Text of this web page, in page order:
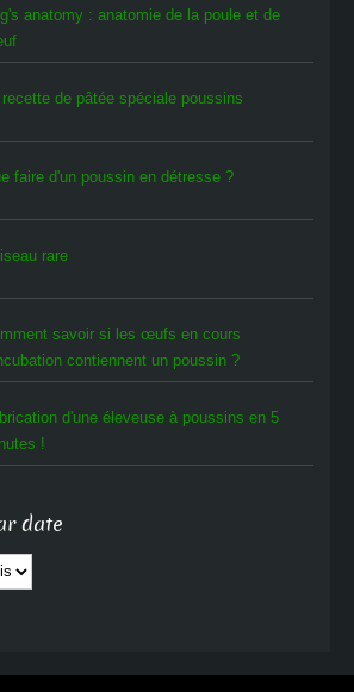
anatomy : anatomie de la poule et de
recette de pâtée spéciale poussins
faire d'un poussin en détresse ?
rare
savoir si les œufs en cours
contiennent un poussin ?
d'une éleveuse à poussins en 5
!
date